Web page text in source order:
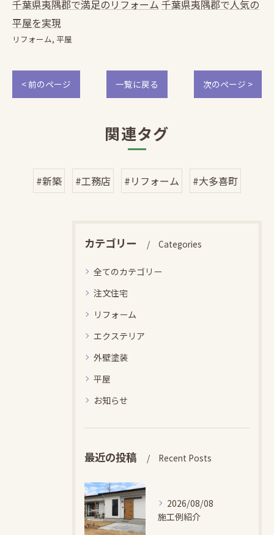
千葉県夷隅郡で満足のリフォーム 千葉県夷隅郡で人気の
平屋を実現
リフォーム 平屋
< 前のページ 一覧に戻る 次のページ >
関連タグ
#新築 #工務店 #リフォーム #大多喜町
カテゴリー Categories
全てのカテゴリー
注文住宅
リフォーム
エクステリア
外壁塗装
平屋
お知らせ
最近の投稿 Recent Posts
2026/08/08
施工例紹介